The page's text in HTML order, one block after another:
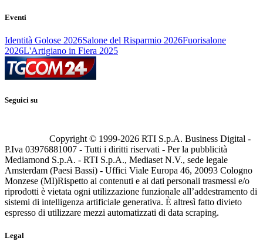
Eventi
Identità Golose 2026Salone del Risparmio 2026Fuorisalone
2026L'Artigiano in Fiera 2025
Seguici su
Copyright © 1999-2026 RTI S.p.A. Business Digital -
P.Iva 03976881007 - Tutti i diritti riservati - Per la pubblicità
Mediamond S.p.A. - RTI S.p.A., Mediaset N.V., sede legale
Amsterdam (Paesi Bassi) - Uffici Viale Europa 46, 20093 Cologno
Monzese (MI)Rispetto ai contenuti e ai dati personali trasmessi e/o
riprodotti è vietata ogni utilizzazione funzionale all’addestramento di
sistemi di intelligenza artificiale generativa. È altresì fatto divieto
espresso di utilizzare mezzi automatizzati di data scraping.
Legal